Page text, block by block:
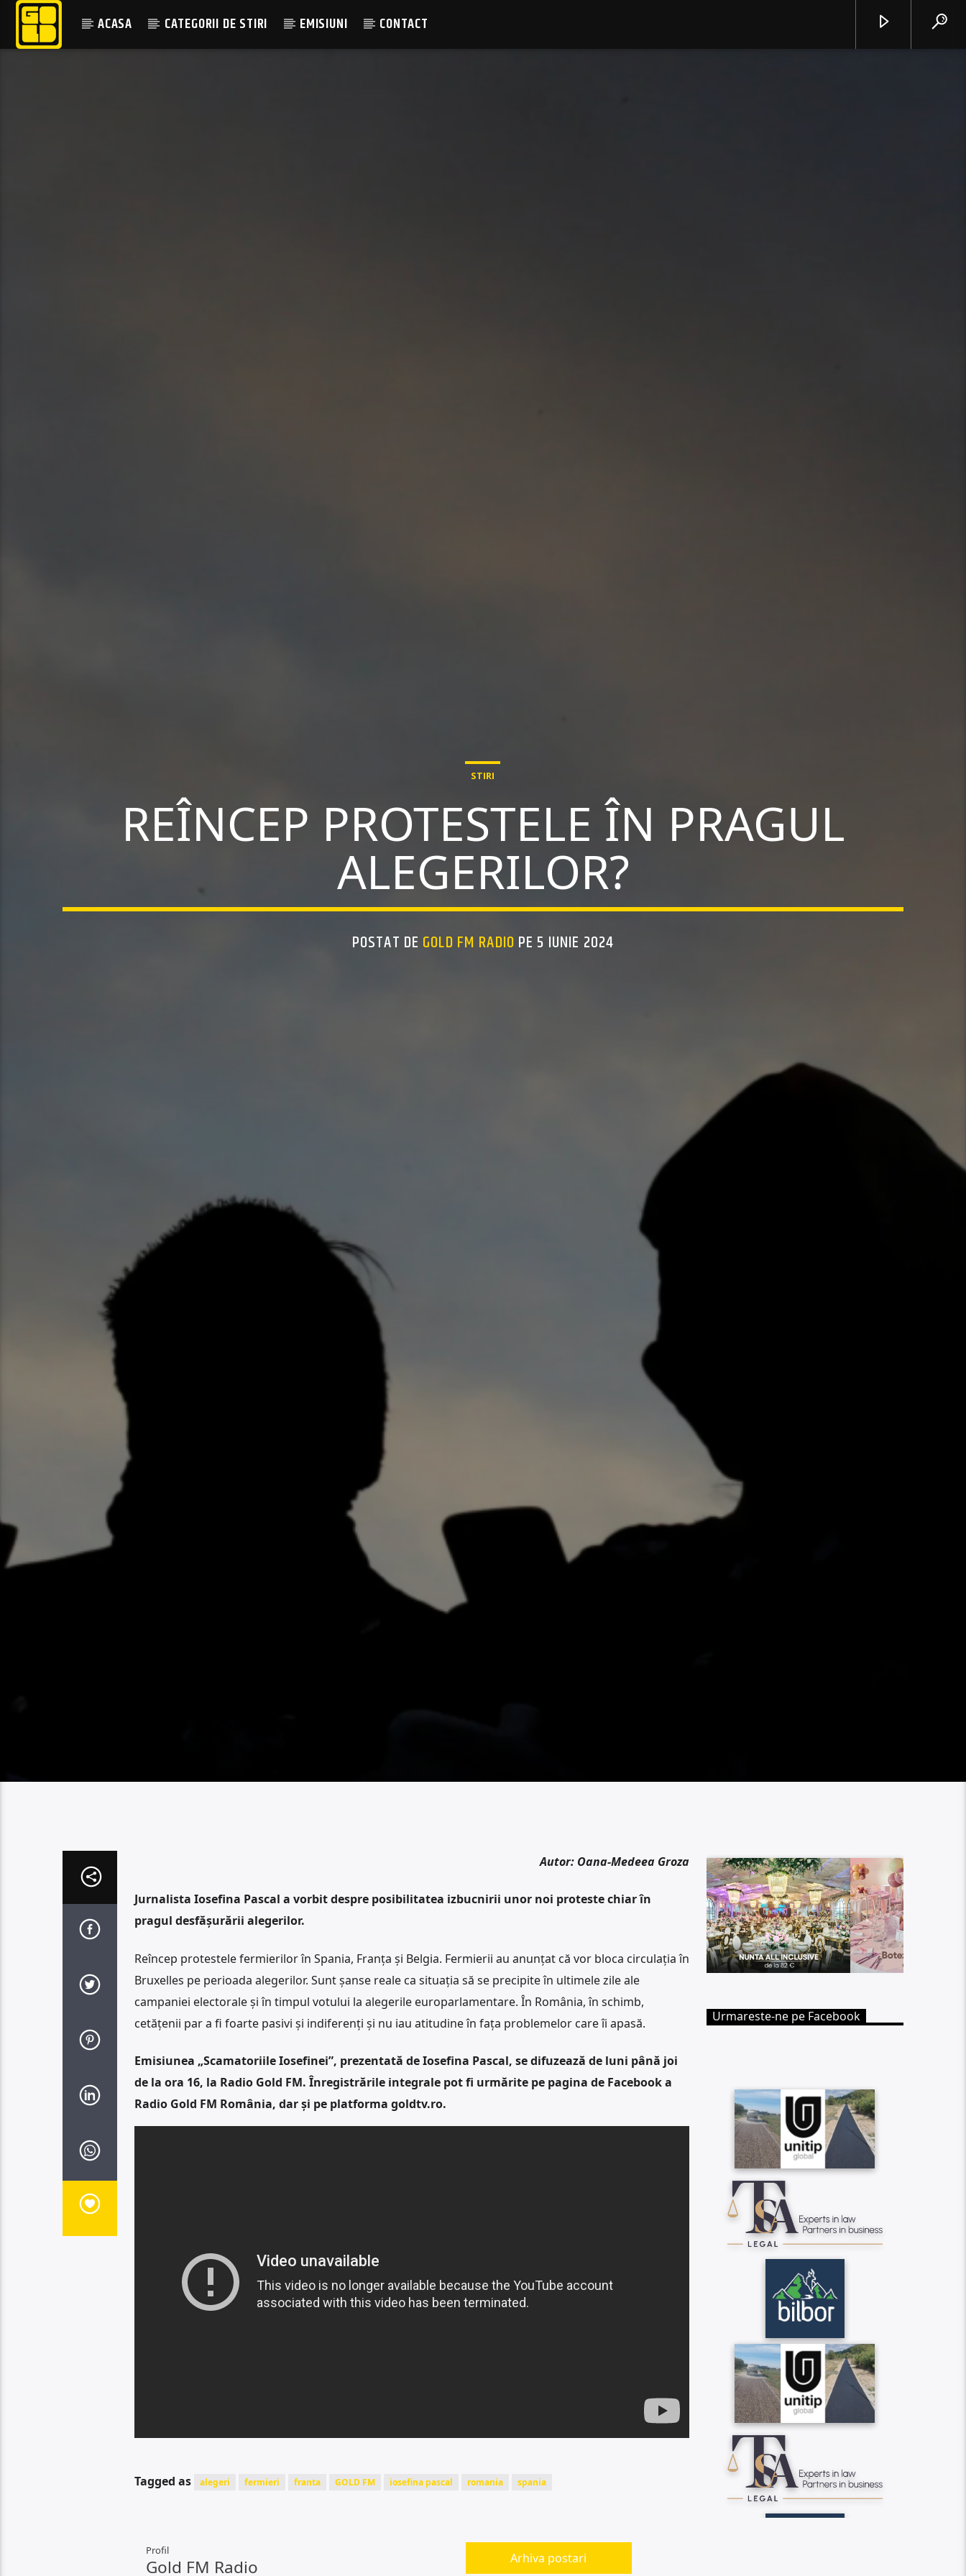
ACASA CATEGORII DE STIRI EMISIUNI CONTACT
STIRI
REÎNCEP PROTESTELE ÎN PRAGUL
ALEGERILOR?
POSTAT DE GOLD FM RADIO PE 5 IUNIE 2024
Autor: Oana-Medeea Groza
Jurnalista Iosefina Pascal a vorbit despre posibilitatea izbucnirii unor noi proteste chiar în
pragul desfășurării alegerilor.
Reîncep protestele fermierilor în Spania, Franța și Belgia. Fermierii au anunțat că vor bloca circulația în
Bruxelles pe perioada alegerilor. Sunt șanse reale ca situația să se precipite în ultimele zile ale
campaniei electorale și în timpul votului la alegerile europarlamentare. În România, în schimb,
cetățenii par a fi foarte pasivi și indiferenți și nu iau atitudine în fața problemelor care îi apasă.
Emisiunea „Scamatoriile Iosefinei”, prezentată de Iosefina Pascal, se difuzează de luni până joi
de la ora 16, la Radio Gold FM. Înregistrările integrale pot fi urmărite pe pagina de Facebook a
Radio Gold FM România, dar și pe platforma goldtv.ro.
Tagged as alegeri fermieri franta GOLD FM iosefina pascal romania spania
Profil
Gold FM Radio Arhiva postari
Urmareste-ne pe Facebook